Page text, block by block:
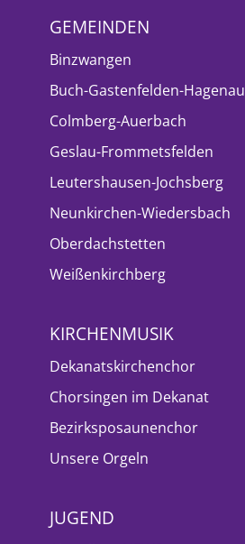
GEMEINDEN
Binzwangen
Buch-Gastenfelden-Hagenau
Colmberg-Auerbach
Geslau-Frommetsfelden
Leutershausen-Jochsberg
Neunkirchen-Wiedersbach
Oberdachstetten
Weißenkirchberg
KIRCHENMUSIK
Dekanatskirchenchor
Chorsingen im Dekanat
Bezirksposaunenchor
Unsere Orgeln
JUGEND